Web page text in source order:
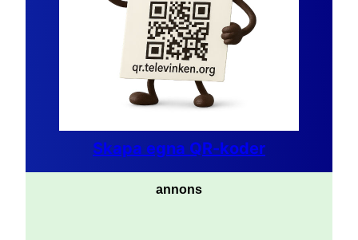
Skapa egna QR-koder
annons